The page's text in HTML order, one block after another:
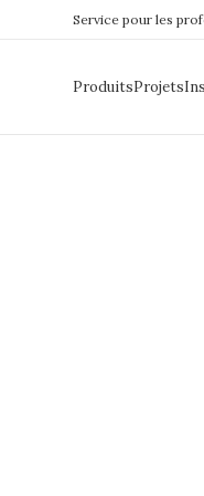
Service pour les
ProduitsProjets